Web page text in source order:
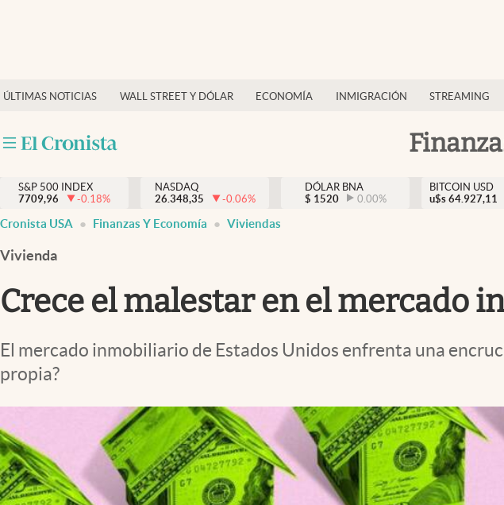
ÚLTIMAS NOTICIAS WALL STREET Y DÓLAR ECONOMÍA INMIGRACIÓN STREAMING
Finanzas y economía
Inmigración
Trending
Streaming
Lifestyle
S&P 500 INDEX
7709,96
-0.18%
NASDAQ
26.348,35
-0.06%
DÓLAR BNA
$ 1520 0.00%
BITCOIN USD
u$s 64.927,11
Cronista USA Finanzas Y Economía Viviendas
Vivienda
Crece el malestar en el mercado
El mercado inmobiliario de Estados Unidos enfrenta una
propia?